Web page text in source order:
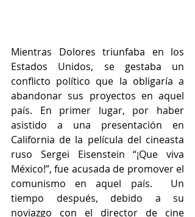
Mientras Dolores triunfaba en los
Estados Unidos, se gestaba un
conflicto político que la obligaría a
abandonar sus proyectos en aquel
país. En primer lugar, por haber
asistido a una presentación en
California de la película del cineasta
ruso Sergei Eisenstein “¡Que viva
México!”, fue acusada de promover el
comunismo en aquel país.  Un
tiempo después, debido a su
noviazgo con el director de cine